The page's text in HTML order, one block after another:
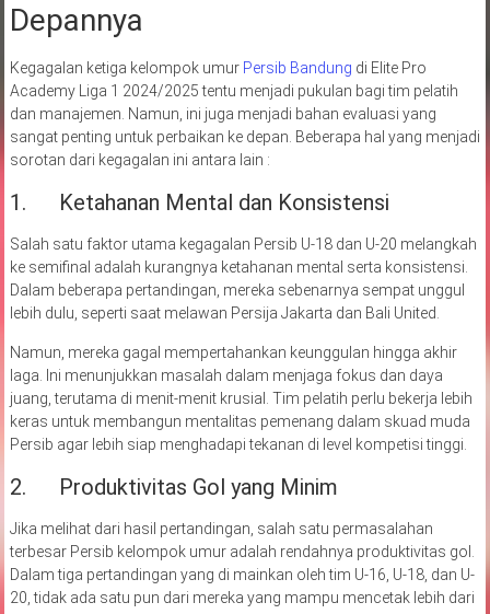
Depannya
Kegagalan ketiga kelompok umur Persib Bandung di Elite Pro
Academy Liga 1 2024/2025 tentu menjadi pukulan bagi tim pelatih
dan manajemen. Namun, ini juga menjadi bahan evaluasi yang
sangat penting untuk perbaikan ke depan. Beberapa hal yang menjadi
sorotan dari kegagalan ini antara lain :
1. Ketahanan Mental dan Konsistensi
Salah satu faktor utama kegagalan Persib U-18 dan U-20 melangkah
ke semifinal adalah kurangnya ketahanan mental serta konsistensi.
Dalam beberapa pertandingan, mereka sebenarnya sempat unggul
lebih dulu, seperti saat melawan Persija Jakarta dan Bali United.
Namun, mereka gagal mempertahankan keunggulan hingga akhir
laga. Ini menunjukkan masalah dalam menjaga fokus dan daya
juang, terutama di menit-menit krusial. Tim pelatih perlu bekerja lebih
keras untuk membangun mentalitas pemenang dalam skuad muda
Persib agar lebih siap menghadapi tekanan di level kompetisi tinggi.
2. Produktivitas Gol yang Minim
Jika melihat dari hasil pertandingan, salah satu permasalahan
terbesar Persib kelompok umur adalah rendahnya produktivitas gol.
Dalam tiga pertandingan yang di mainkan oleh tim U-16, U-18, dan U-
20, tidak ada satu pun dari mereka yang mampu mencetak lebih dari